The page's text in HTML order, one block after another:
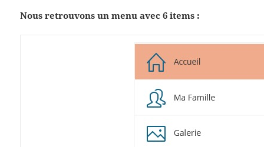
Nous retrouvons un menu avec 6 items :